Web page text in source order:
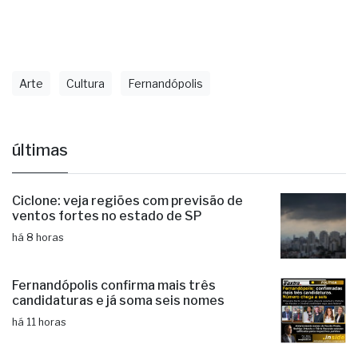
Arte Cultura Fernandópolis
últimas
Ciclone: veja regiões com previsão de
ventos fortes no estado de SP
há 8 horas
Fernandópolis confirma mais três
candidaturas e já soma seis nomes
há 11 horas